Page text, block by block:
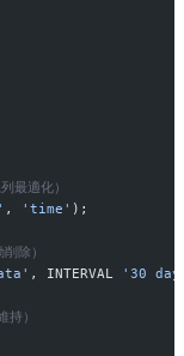
最適化）
, 'time' );
除）
, INTERVAL '30
）